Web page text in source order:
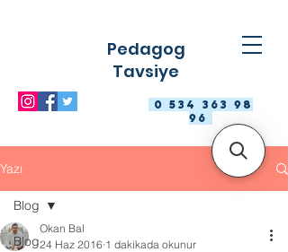
0 534 363 98
96
Pedagog
Tavsiye
Yazı
Blog
Blog
Okan Bal
24 Haz 2016 1 dakikada okunur